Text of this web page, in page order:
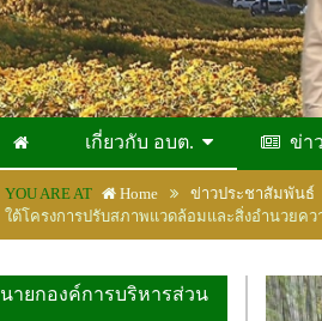
เกี่ยวกับ อบต. ข่า
YOU ARE AT Home ข่าวประชาสัมพันธ์
ใต้โครงการปรับสภาพแวดล้อมและสิ่งอำนวยค
นายกองค์การบริหารส่วน